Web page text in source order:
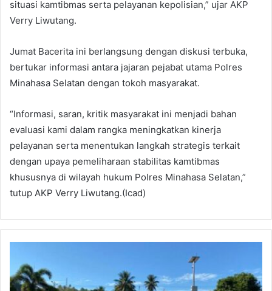
situasi kamtibmas serta pelayanan kepolisian,” ujar AKP
Verry Liwutang.
Jumat Bacerita ini berlangsung dengan diskusi terbuka,
bertukar informasi antara jajaran pejabat utama Polres
Minahasa Selatan dengan tokoh masyarakat.
“Informasi, saran, kritik masyarakat ini menjadi bahan
evaluasi kami dalam rangka meningkatkan kinerja
pelayanan serta menentukan langkah strategis terkait
dengan upaya pemeliharaan stabilitas kamtibmas
khususnya di wilayah hukum Polres Minahasa Selatan,”
tutup AKP Verry Liwutang.(Icad)